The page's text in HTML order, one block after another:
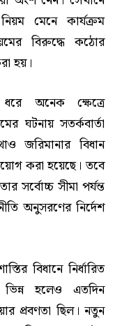
মেনে কার্যক্রম
বিরুদ্ধে কঠোর
হয়।
ধরে অনেক ক্ষেত্রে
ঘটনায় সতর্কবার্তা
জরিমানার বিধান
করা হয়েছে। তবে
সীমা পর্যন্ত
অনুসরণের নির্দেশ
বিধানে নির্ধারিত
ভিন্ন হলেও এতদিন
প্রবণতা ছিল। নতুন